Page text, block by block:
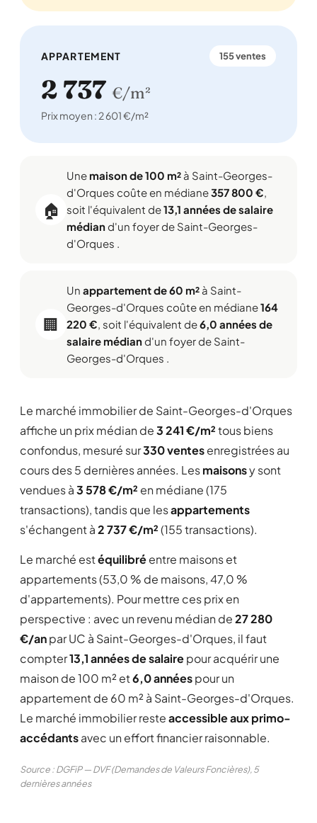
APPARTEMENT 155 ventes
2 737 €/m²
Prix moyen : 2 601 €/m²
🏠
Une maison de 100 m² à Saint-Georges-
d'Orques coûte en médiane357 800 €,
soit l'équivalent de13,1 années de salaire
médiand'un foyer de Saint-Georges-
d'Orques .
🏢
Un appartement de 60 m² à Saint-
Georges-d'Orques coûte en médiane164
220 €, soit l'équivalent de6,0 années de
salaire médiand'un foyer de Saint-
Georges-d'Orques .
Le marché immobilier de Saint-Georges-d'Orques
affiche un prix médian de3 241 €/m²tous biens
confondus, mesuré sur330 ventesenregistrées au
cours des 5 dernières années. Lesmaisonsy sont
vendues à3 578 €/m² en médiane (175
transactions), tandis que lesappartements
s'échangent à2 737 €/m²(155 transactions).
Le marché estéquilibréentre maisons et
appartements (53,0 % de maisons, 47,0 %
d'appartements). Pour mettre ces prix en
perspective : avec un revenu médian de27 280
€/anpar UC à Saint-Georges-d'Orques, il faut
compter13,1 années de salairepour acquérir une
maison de 100 m² et6,0 annéespour un
appartement de 60 m² à Saint-Georges-d'Orques.
Le marché immobilier resteaccessible aux primo-
accédantsavec un effort financier raisonnable.
Source : DGFiP — DVF (Demandes de Valeurs Foncières), 5
dernières années